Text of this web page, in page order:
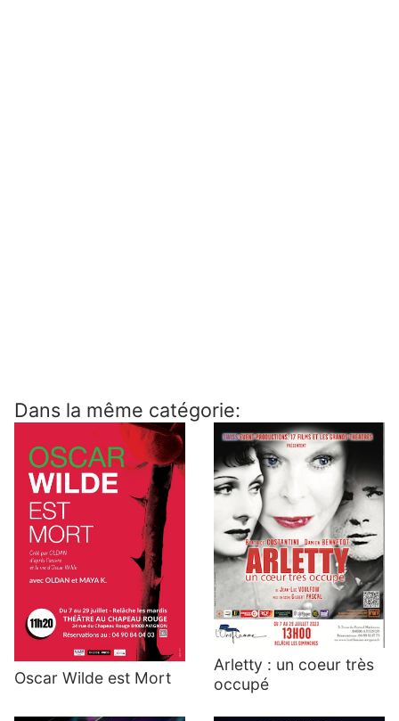
Dans la même catégorie:
Oscar Wilde est Mort
Arletty : un coeur très
occupé